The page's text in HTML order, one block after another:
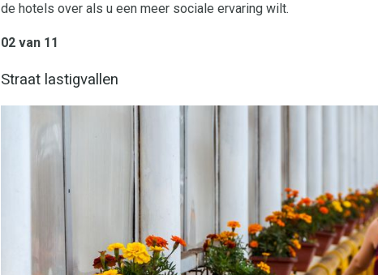
de hotels over als u een meer sociale ervaring wilt.
02 van 11
Straat lastigvallen